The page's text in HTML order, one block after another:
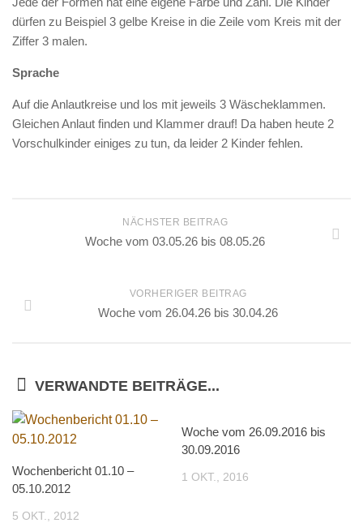
dürfen zu Beispiel 3 gelbe Kreise in die Zeile vom Kreis mit der
Ziffer 3 malen.
Sprache
Auf die Anlautkreise und los mit jeweils 3 Wäscheklammen.
Gleichen Anlaut finden und Klammer drauf! Da haben heute 2
Vorschulkinder einiges zu tun, da leider 2 Kinder fehlen.
NÄCHSTER BEITRAG
Woche vom 03.05.26 bis 08.05.26
VORHERIGER BEITRAG
Woche vom 26.04.26 bis 30.04.26
VERWANDTE BEITRÄGE...
Wochenbericht 01.10 –
05.10.2012
5 OKT., 2012
Woche vom 26.09.2016 bis
30.09.2016
1 OKT., 2016